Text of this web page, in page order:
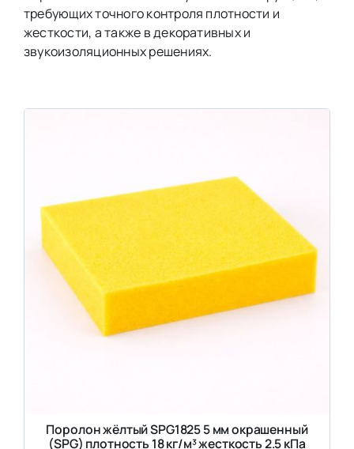
требующих точного контроля плотности и
жесткости, а также в декоративных и
звукоизоляционных решениях.
Поролон жёлтый SPG1825 5 мм окрашенный
(SPG) плотность 18 кг/м³ жесткость 2.5 кПа